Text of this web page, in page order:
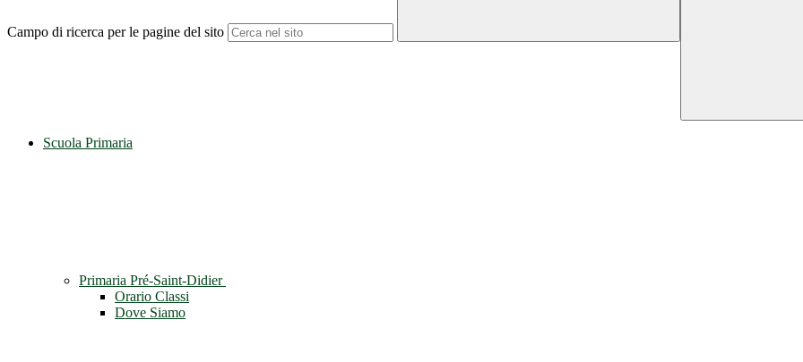
Campo di ricerca per le pagine del sito
Scuola Primaria
Primaria Pré-Saint-Didier
Orario Classi
Dove Siamo